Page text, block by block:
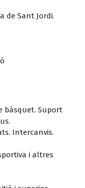
de Sant Jordi.
bàsquet. Suport
Intercanvis.
i altres